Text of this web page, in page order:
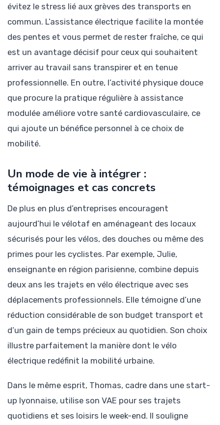
évitez le stress lié aux grèves des transports en
commun. L’assistance électrique facilite la montée
des pentes et vous permet de rester fraîche, ce qui
est un avantage décisif pour ceux qui souhaitent
arriver au travail sans transpirer et en tenue
professionnelle. En outre, l’activité physique douce
que procure la pratique régulière à assistance
modulée améliore votre santé cardiovasculaire, ce
qui ajoute un bénéfice personnel à ce choix de
mobilité.
Un mode de vie à intégrer :
témoignages et cas concrets
De plus en plus d’entreprises encouragent
aujourd’hui le vélotaf en aménageant des locaux
sécurisés pour les vélos, des douches ou même des
primes pour les cyclistes. Par exemple, Julie,
enseignante en région parisienne, combine depuis
deux ans les trajets en vélo électrique avec ses
déplacements professionnels. Elle témoigne d’une
réduction considérable de son budget transport et
d’un gain de temps précieux au quotidien. Son choix
illustre parfaitement la manière dont le vélo
électrique redéfinit la mobilité urbaine.
Dans le même esprit, Thomas, cadre dans une start-
up lyonnaise, utilise son VAE pour ses trajets
quotidiens et ses loisirs le week-end. Il souligne